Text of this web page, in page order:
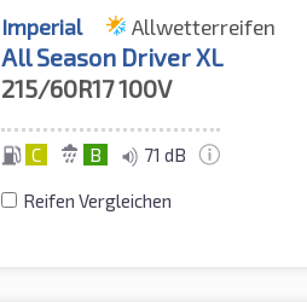
Imperial Allwetterreifen
All Season Driver XL
215/60R17100V
C B 71 dB
Reifen Vergleichen